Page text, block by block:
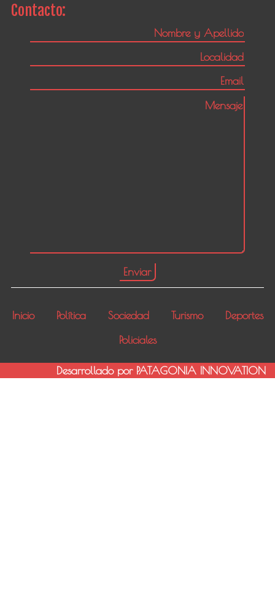
Contacto:
Inicio Política Sociedad Turismo
Deportes
Policiales
Desarrollado por PATAGONIA INNOVATION